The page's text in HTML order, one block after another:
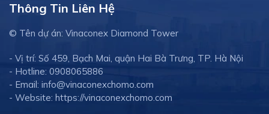
Thông Tin Liên Hệ
© Tên dự án: Vinaconex Diamond Tower
- Vị trí: Số 459, Bạch Mai, quận Hai Bà Trưng, TP. Hà Nội
- Hotline: 0908065886
- Email: info@vinaconexchomo.com
- Website: https://vinaconexchomo.com